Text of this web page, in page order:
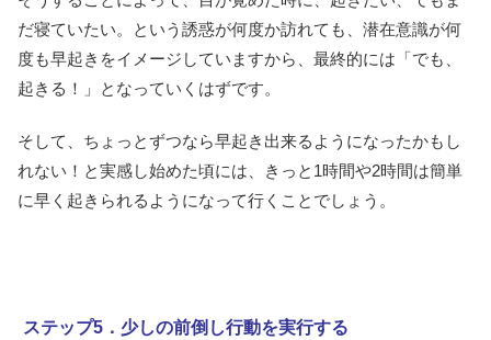
だ寝ていたい。という誘惑が何度か訪れても、潜在意識が何
度も早起きをイメージしていますから、最終的には「でも、
起きる！」となっていくはずです。
そして、ちょっとずつなら早起き出来るようになったかもし
れない！と実感し始めた頃には、きっと1時間や2時間は簡単
に早く起きられるようになって行くことでしょう。
ステップ5．少しの前倒し行動を実行する